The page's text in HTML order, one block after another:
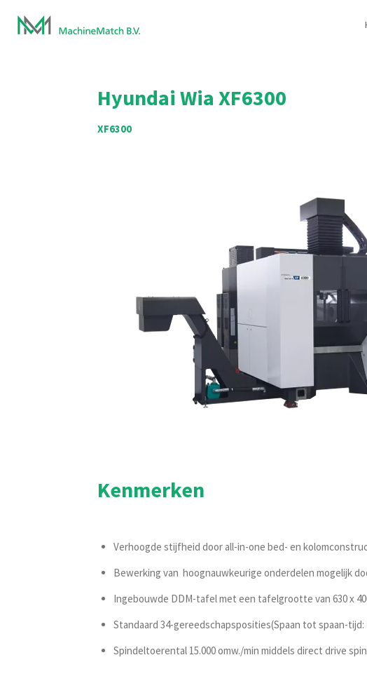
Ga
direct
Hyundai Wia XF6300
XF6300
Kenmerken
Verhoogde stijfheid door all-in-one bed- en
Bewerking van hoognauwkeurige onderdelen mogelijk
Ingebouwde DDM-tafel met een tafelgrootte van 630 x
Standaard 34-gereedschapsposities(Spaan tot spaan-tijd:
Spindeltoerental 15.000 omw./min middels direct drive